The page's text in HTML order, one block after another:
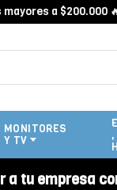
a $200.000 🔥
MONITORES
Y TV
,
tu empresa